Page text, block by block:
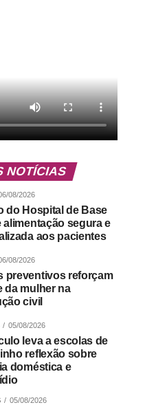
NOTÍCIAS
08/2026
do Hospital de Base
alimentação segura e
aos pacientes
08/2026
preventivos reforçam
da mulher na
civil
05/08/2026
leva a escolas de
reflexão sobre
doméstica e
05/08/2026